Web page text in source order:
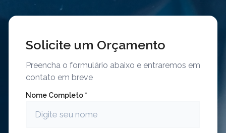
Solicite um Orçamento
Preencha o formulário abaixo e entraremos em
contato em breve
Nome Completo *